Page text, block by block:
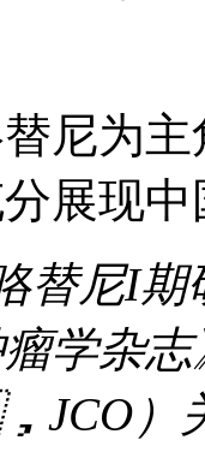
替尼
分展现中
咯替尼
学杂
JCO）